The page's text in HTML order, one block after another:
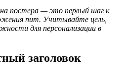
постера — это первый шаг к
num. Учитывайте цель,
для персонализации в
заголовок